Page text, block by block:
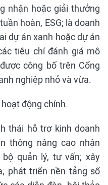
nhận hoặc giải thưởng
hoàn, ESG; là doanh
dự án xanh hoặc dự án
tiêu chí đánh giá mô
công bố trên Cổng
nghiệp nhỏ và vừa.
động chính.
thái hỗ trợ kinh doanh
thông nâng cao nhận
quản lý, tư vấn; xây
phát triển nền tảng số